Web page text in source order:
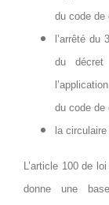
du code de
l’arrêté du
du
du code de
la
L’article 100 de
donne une